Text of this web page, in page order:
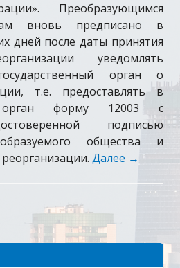
Преобразующимся
вновь предписано в
дней после даты принятия
уведомлять
орган о
т.е. предоставлять в
орган форму 12003 с
подписью
общества и
Далее →